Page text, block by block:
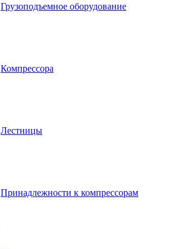
Грузоподъемное оборудование
Компрессора
Лестницы
Принадлежности к компрессорам